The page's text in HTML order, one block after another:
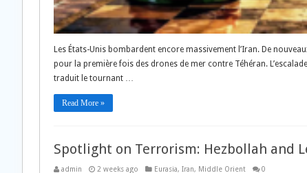
Les États-Unis bombardent encore massivement l’Iran. De
pour la première fois des drones de mer contre Téhéran.
traduit le tournant …
Read More »
Spotlight on Terrorism: Hezbollah and
admin 2 weeks ago Eurasia, Iran, Middle Orient 0